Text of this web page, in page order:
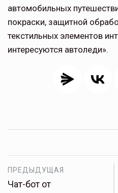
автомобильных
покраски, защитной
текстильных элементов
интересуются автоледи».
ПРЕДЫДУЩАЯ
Чат-бот от